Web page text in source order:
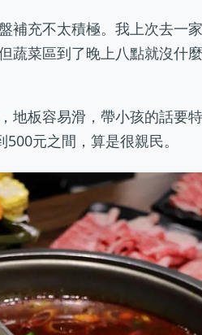
補充不太積極。我上次去一
蔬菜區到了晚上八點就沒什
地板容易滑，帶小孩的話要
元之間，算是很親民。